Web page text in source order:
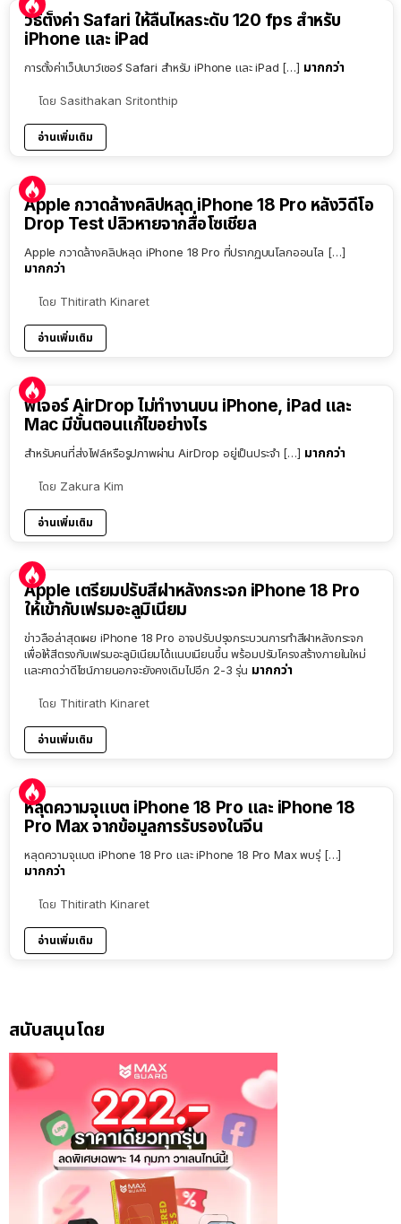
วิธีตั้งค่า Safari ให้ลื่นไหลระดับ 120 fps สำหรับ
iPhone และ iPad
การตั้งค่าเว็ปเบาว์เซอร์ Safari สำหรับ iPhone และ iPad […] มากกว่า
โดย Sasithakan Sritonthip
อ่านเพิ่มเติม
Apple กวาดล้างคลิปหลุด iPhone 18 Pro หลังวิดีโอ
Drop Test ปลิวหายจากสื่อโซเชียล
Apple กวาดล้างคลิปหลุด iPhone 18 Pro ที่ปรากฏบนโลกออนไล […]
มากกว่า
โดย Thitirath Kinaret
อ่านเพิ่มเติม
ฟีเจอร์ AirDrop ไม่ทำงานบน iPhone, iPad และ
Mac มีขั้นตอนแก้ไขอย่างไร
สำหรับคนที่ส่งไฟล์หรือรูปภาพผ่าน AirDrop อยู่เป็นประจำ […] มากกว่า
โดย Zakura Kim
อ่านเพิ่มเติม
Apple เตรียมปรับสีฝาหลังกระจก iPhone 18 Pro
ให้เข้ากับเฟรมอะลูมิเนียม
ข่าวลือล่าสุดเผย iPhone 18 Pro อาจปรับปรุงกระบวนการทำสีฝาหลังกระจก
เพื่อให้สีตรงกับเฟรมอะลูมิเนียมได้แนบเนียนขึ้น พร้อมปรับโครงสร้างภายในใหม่
และคาดว่าดีไซน์ภายนอกจะยังคงเดิมไปอีก 2-3 รุ่น มากกว่า
โดย Thitirath Kinaret
อ่านเพิ่มเติม
หลุดความจุแบต iPhone 18 Pro และ iPhone 18
Pro Max จากข้อมูลการรับรองในจีน
หลุดความจุแบต iPhone 18 Pro และ iPhone 18 Pro Max พบรุ่ […]
มากกว่า
โดย Thitirath Kinaret
อ่านเพิ่มเติม
สนับสนุนโดย